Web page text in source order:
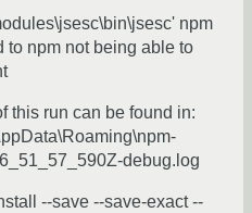
npm
to npm not being able to
this run can be found in:
debug.log
--save --save-exact --